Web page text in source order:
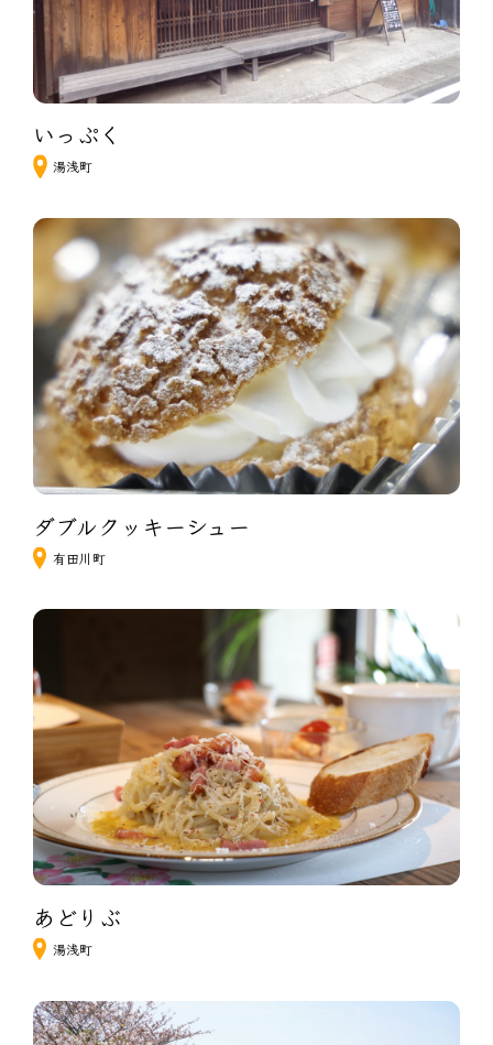
いっぷく
湯浅町
ダブルクッキーシュー
有田川町
あどりぶ
湯浅町